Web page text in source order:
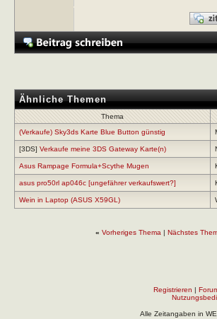
Ähnliche Themen
Thema
(Verkaufe) Sky3ds Karte Blue Button günstig
[3DS] Verkaufe meine 3DS Gateway Karte(n)
Asus Rampage Formula+Scythe Mugen
asus pro50rl ap046c [ungefährer verkaufswert?]
Wein in Laptop (ASUS X59GL)
« Vorheriges Thema | Nächstes
Registrieren |
Alle Zeitangaben in